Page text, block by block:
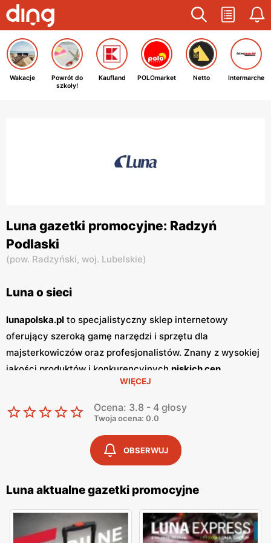
Wakacje
Powrót do
szkoły!
Kaufland POLOmarket Netto Intermarche
Luna gazetki promocyjne: Radzyń
Podlaski
(pow. Radzyński, woj. Lubelskie)
Luna o sieci
lunapolska.pl to specjalistyczny sklep internetowy
oferujący szeroką gamę narzędzi i sprzętu dla
majsterkowiczów oraz profesjonalistów. Znany z wysokiej
jakości produktów i konkurencyjnych niskich cen
lunapolska.pl jest miejscem, gdzie zarówno amatorzy, jak i
zawodowcy mogą znaleźć niezbędne narzędzia do swoich
projektów. W bogatym asortymencie sklepu znajdują się
narzędzia ręczne, elektronarzędzia, akcesoria
warsztatowe oraz wiele innych produktów niezbędnych w
Promocjena stronie są regularnie
aktualizowane, co sprawia, że klienci mają dostęp do
atrakcyjnych ofert i unikalnych okazji zakupowych. Sklep
lunapolska.pl wydaje swojegazetki promocyjneco
kwartał, informując klientów o najnowszych zniżkach i
WIĘCEJ
Ocena: 3.8 - 4 głosy
Twoja ocena: 0.0
OBSERWUJ
Luna aktualne gazetki promocyjne